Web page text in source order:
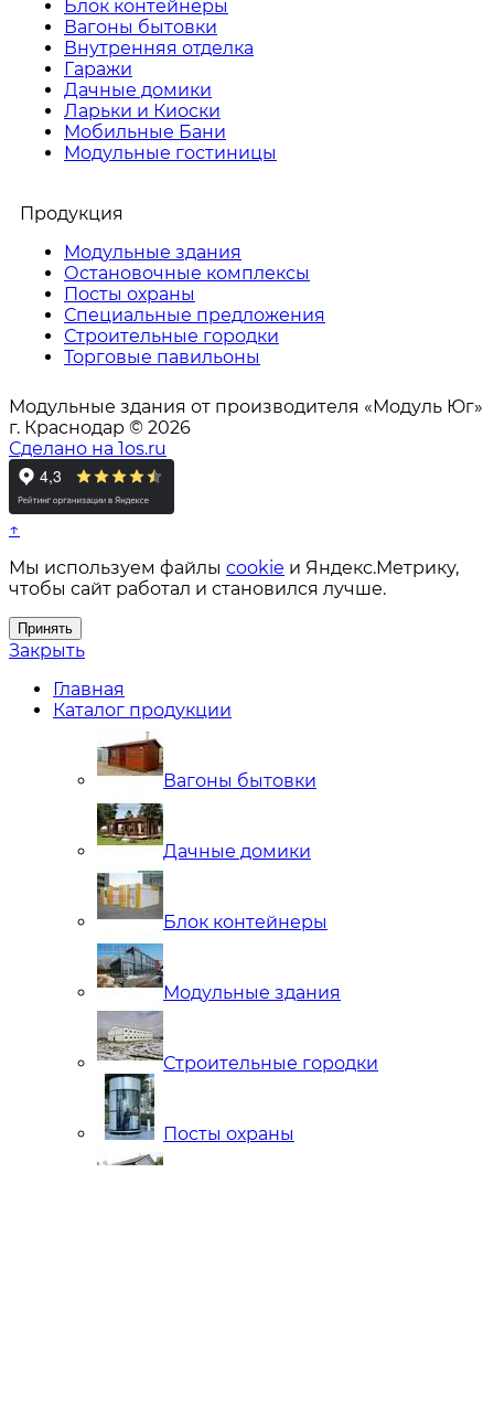
Блок контейнеры
Вагоны бытовки
Внутренняя отделка
Гаражи
Дачные домики
Ларьки и Киоски
Мобильные Бани
Модульные гостиницы
Продукция
Модульные здания
Остановочные комплексы
Посты охраны
Специальные предложения
Строительные городки
Торговые павильоны
Модульные здания от производителя «Модуль Юг»
г. Краснодар © 2026
Сделано на 1os.ru
↑
Мы используем файлы cookie и Яндекс.Метрику,
чтобы сайт работал и становился лучше.
Принять
Закрыть
Главная
Каталог продукции
Вагоны бытовки
Дачные домики
Блок контейнеры
Модульные здания
Строительные городки
Посты охраны